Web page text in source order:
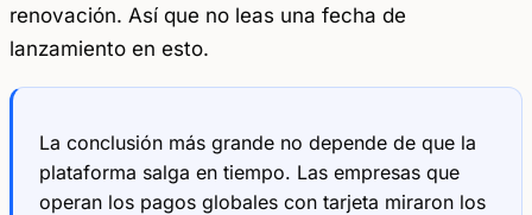
renovación. Así que no leas una fecha de
lanzamiento en esto.
La conclusión más grande no depende de que la
plataforma salga en tiempo. Las empresas que
operan los pagos globales con tarjeta miraron los